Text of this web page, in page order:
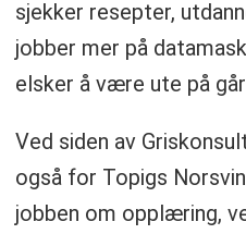
sjekker resepter,
jobber mer på
elsker å være ute på
Ved siden av
også for Topigs
jobben om opplæring,